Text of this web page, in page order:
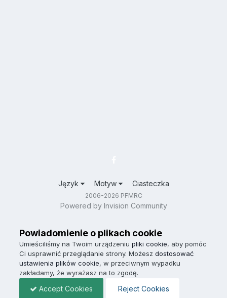
Język Motyw Ciasteczka
2006-2026 PFMRC
Powered by Invision Community
Powiadomienie o plikach cookie
Umieściliśmy na Twoim urządzeniu pliki cookie, aby pomóc
Ci usprawnić przeglądanie strony. Możesz dostosować
ustawienia plików cookie, w przeciwnym wypadku
zakładamy, że wyrażasz na to zgodę.
Accept Cookies Reject Cookies